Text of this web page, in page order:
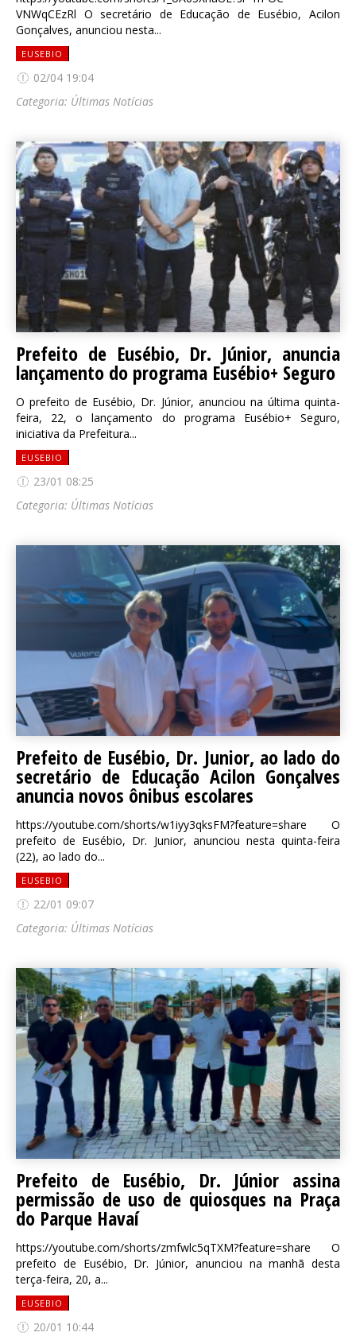
VNWqCEzRl O secretário de Educação de Eusébio, Acilon
Gonçalves, anunciou nesta...
EUSEBIO
02/04 19:04
Categoria: Últimas Notícias
Prefeito de Eusébio, Dr. Júnior, anuncia
lançamento do programa Eusébio+ Seguro
O prefeito de Eusébio, Dr. Júnior, anunciou na última quinta-
feira, 22, o lançamento do programa Eusébio+ Seguro,
iniciativa da Prefeitura...
EUSEBIO
23/01 08:25
Categoria: Últimas Notícias
Prefeito de Eusébio, Dr. Junior, ao lado do
secretário de Educação Acilon Gonçalves
anuncia novos ônibus escolares
https://youtube.com/shorts/w1iyy3qksFM?feature=share O
prefeito de Eusébio, Dr. Junior, anunciou nesta quinta-feira
(22), ao lado do...
EUSEBIO
22/01 09:07
Categoria: Últimas Notícias
Prefeito de Eusébio, Dr. Júnior assina
permissão de uso de quiosques na Praça
do Parque Havaí
https://youtube.com/shorts/zmfwlc5qTXM?feature=share O
prefeito de Eusébio, Dr. Júnior, anunciou na manhã desta
terça-feira, 20, a...
EUSEBIO
20/01 10:44